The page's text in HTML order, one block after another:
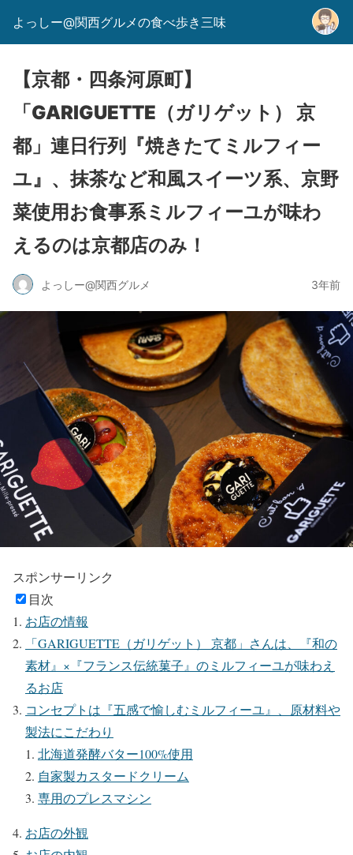
よっしー@関西グルメの食べ歩き三味
【京都・四条河原町】
「GARIGUETTE（ガリゲット） 京
都」連日行列『焼きたてミルフィー
ユ』、抹茶など和風スイーツ系、京野
菜使用お食事系ミルフィーユが味わ
えるのは京都店のみ！
よっしー@関西グルメ 3年前
スポンサーリンク
目次
お店の情報
「GARIGUETTE（ガリゲット） 京都」さんは、『和の
素材』×『フランス伝統菓子』のミルフィーユが味わえ
るお店
コンセプトは『五感で愉しむミルフィーユ』、原材料や
製法にこだわり
北海道発酵バター100%使用
自家製カスタードクリーム
専用のプレスマシン
お店の外観